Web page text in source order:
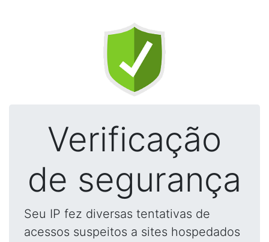
Verificação
de segurança
Seu IP fez diversas tentativas de
acessos suspeitos a sites hospedados